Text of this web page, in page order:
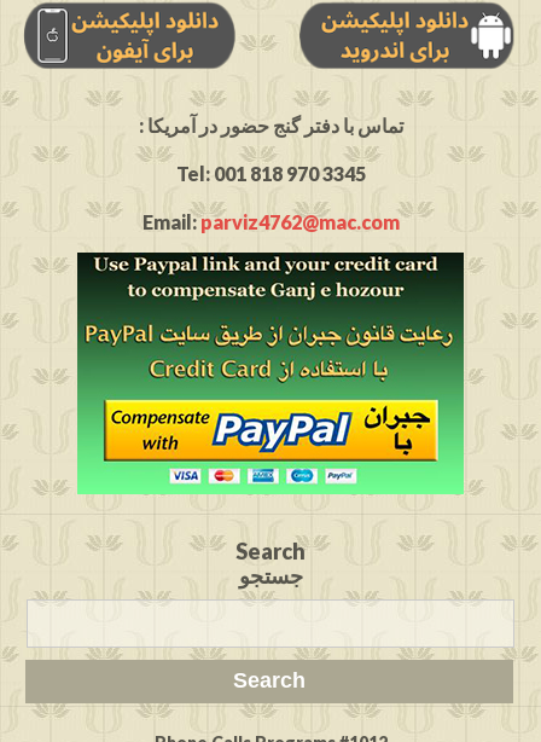
: تماس با دفتر گنج حضور در آمریکا
Tel: 001 818 970 3345
Email:parviz4762@mac.com
Search
جستجو